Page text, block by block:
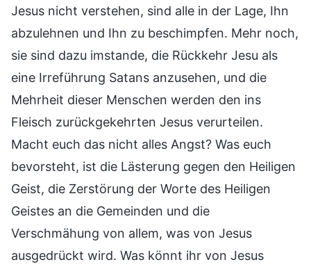
Jesus nicht verstehen, sind alle in der Lage, Ihn
abzulehnen und Ihn zu beschimpfen. Mehr noch,
sie sind dazu imstande, die Rückkehr Jesu als
eine Irreführung Satans anzusehen, und die
Mehrheit dieser Menschen werden den ins
Fleisch zurückgekehrten Jesus verurteilen.
Macht euch das nicht alles Angst? Was euch
bevorsteht, ist die Lästerung gegen den Heiligen
Geist, die Zerstörung der Worte des Heiligen
Geistes an die Gemeinden und die
Verschmähung von allem, was von Jesus
ausgedrückt wird. Was könnt ihr von Jesus